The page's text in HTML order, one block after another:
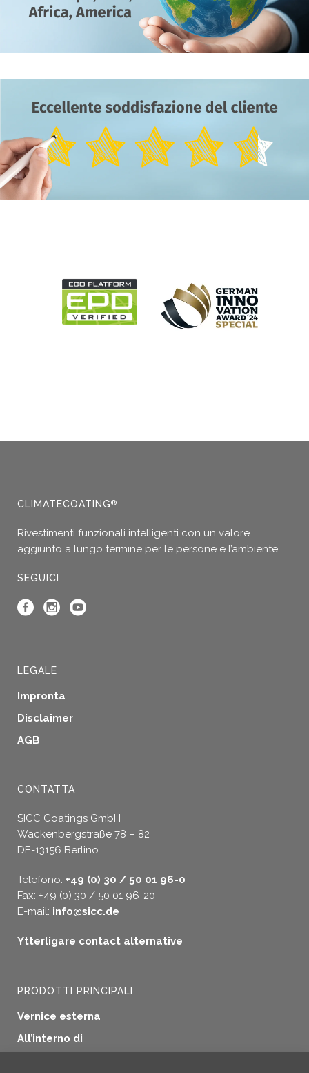
CLIMATECOATING®
Rivestimenti funzionali intelligenti con un valore
aggiunto a lungo termine per le persone e l’ambiente.
SEGUICI
LEGALE
Impronta
Disclaimer
AGB
CONTATTA
SICC Coatings GmbH
Wackenbergstraße 78 – 82
DE-13156 Berlino
Telefono: +49 (0) 30 / 50 01 96-0
Fax: +49 (0) 30 / 50 01 96-20
E-mail: info@sicc.de
Ytterligare contact alternative
PRODOTTI PRINCIPALI
Vernice esterna
All’interno di